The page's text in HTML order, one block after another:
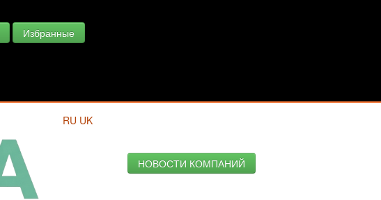
Избранные
RU UK
НОВОСТИ КОМПАНИЙ